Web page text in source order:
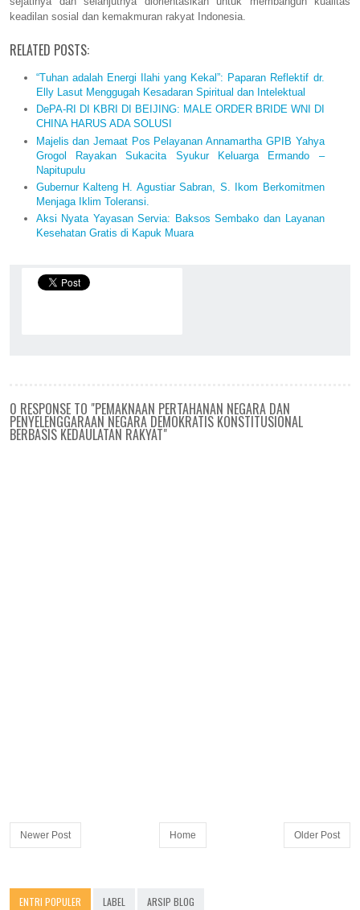
keadilan sosial dan kemakmuran rakyat Indonesia.
RELATED POSTS:
“Tuhan adalah Energi Ilahi yang Kekal”: Paparan Reflektif dr.
Elly Lasut Menggugah Kesadaran Spiritual dan Intelektual
DePA-RI DI KBRI DI BEIJING: MALE ORDER BRIDE WNI DI
CHINA HARUS ADA SOLUSI
Majelis dan Jemaat Pos Pelayanan Annamartha GPIB Yahya
Grogol Rayakan Sukacita Syukur Keluarga Ermando –
Napitupulu
Gubernur Kalteng H. Agustiar Sabran, S. Ikom Berkomitmen
Menjaga Iklim Toleransi.
Aksi Nyata Yayasan Servia: Baksos Sembako dan Layanan
Kesehatan Gratis di Kapuk Muara
0 RESPONSE TO "PEMAKNAAN PERTAHANAN NEGARA DAN
PENYELENGGARAAN NEGARA DEMOKRATIS KONSTITUSIONAL
BERBASIS KEDAULATAN RAKYAT"
Newer Post Older Post
Home
ENTRI POPULER LABEL ARSIP BLOG